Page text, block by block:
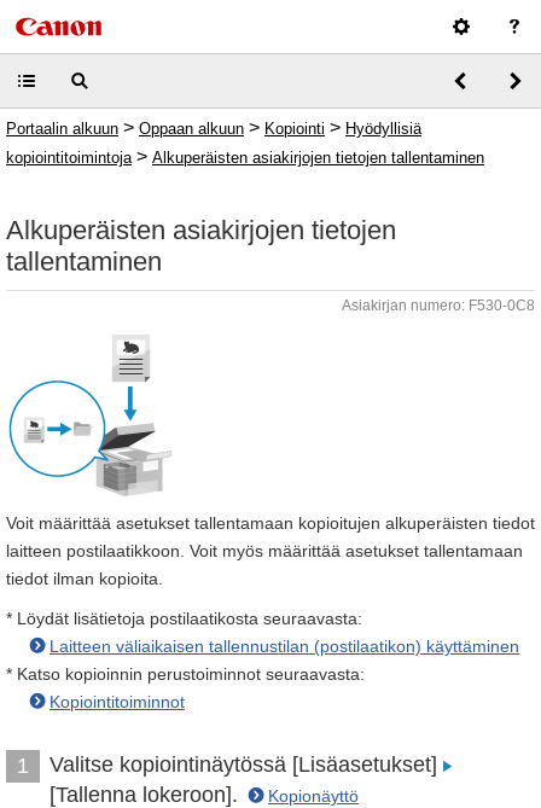
Portaalin alkuun > Oppaan alkuun > Kopiointi > Hyödyllisiä
kopiointitoimintoja > Alkuperäisten asiakirjojen tietojen tallentaminen
Alkuperäisten asiakirjojen tietojen
tallentaminen
Asiakirjan numero: F530-0C8
Voit määrittää asetukset tallentamaan kopioitujen alkuperäisten tiedot
laitteen postilaatikkoon. Voit myös määrittää asetukset tallentamaan
tiedot ilman kopioita.
* Löydät lisätietoja postilaatikosta seuraavasta:
Laitteen väliaikaisen tallennustilan (postilaatikon) käyttäminen
* Katso kopioinnin perustoiminnot seuraavasta:
Kopiointitoiminnot
1
Valitse kopiointinäytössä [Lisäasetukset]
[Tallenna lokeroon].
Kopionäyttö